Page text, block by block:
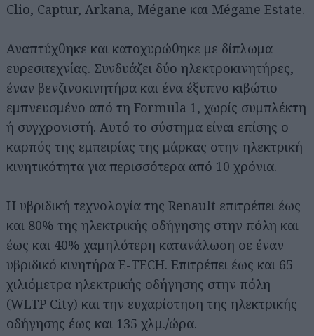
Clio, Captur, Arkana, Mégane και Mégane Estate.
Αναπτύχθηκε και κατοχυρώθηκε με δίπλωμα
ευρεσιτεχνίας. Συνδυάζει δύο ηλεκτροκινητήρες,
έναν βενζινοκινητήρα και ένα έξυπνο κιβώτιο
εμπνευσμένο από τη Formula 1, χωρίς συμπλέκτη
ή συγχρονιστή. Αυτό το σύστημα είναι επίσης ο
καρπός της εμπειρίας της μάρκας στην ηλεκτρική
κινητικότητα για περισσότερα από 10 χρόνια.
Η υβριδική τεχνολογία της Renault επιτρέπει έως
και 80% της ηλεκτρικής οδήγησης στην πόλη και
έως και 40% χαμηλότερη κατανάλωση σε έναν
υβριδικό κινητήρα E-TECH. Επιτρέπει έως και 65
χιλιόμετρα ηλεκτρικής οδήγησης στην πόλη
(WLTP City) και την ευχαρίστηση της ηλεκτρικής
οδήγησης έως και 135 χλμ./ώρα.